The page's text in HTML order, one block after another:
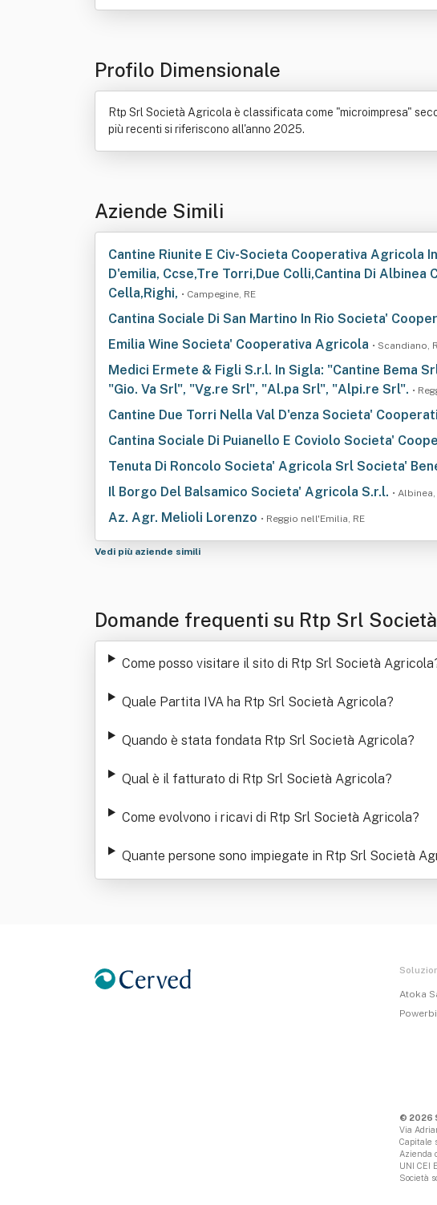
Profilo Dimensionale
Rtp Srl Società Agricola è classificata come "microimpresa"
più recenti si riferiscono all'anno 2025.
Aziende Simili
Cantine Riunite E Civ-Societa Cooperativa Agricola
D'emilia, Ccse,Tre Torri,Due Colli,Cantina Di Albinea
Cella,Righi, • Campegine, RE
Cantina Sociale Di San Martino In Rio Societa'
Emilia Wine Societa' Cooperativa Agricola • Scandiano,
Medici Ermete & Figli S.r.l. In Sigla: "Cantine Bema
"Gio. Va Srl", "Vg.re Srl", "Al.pa Srl", "Alpi.re Srl". •
Cantine Due Torri Nella Val D'enza Societa'
Cantina Sociale Di Puianello E Coviolo Societa'
Tenuta Di Roncolo Societa' Agricola Srl Societa'
Il Borgo Del Balsamico Societa' Agricola S.r.l. • Albinea,
Az. Agr. Melioli Lorenzo • Reggio nell'Emilia, RE
Vedi più aziende simili
Domande frequenti su Rtp Srl
Come posso visitare il sito di Rtp Srl Società Agricola
Quale Partita IVA ha Rtp Srl Società Agricola?
Quando è stata fondata Rtp Srl Società Agricola?
Qual è il fatturato di Rtp Srl Società Agricola?
Come evolvono i ricavi di Rtp Srl Società Agricola?
Quante persone sono impiegate in Rtp Srl Società
Atoka
© 2026
Via
Capitale
Azienda
UNI CEI
Società